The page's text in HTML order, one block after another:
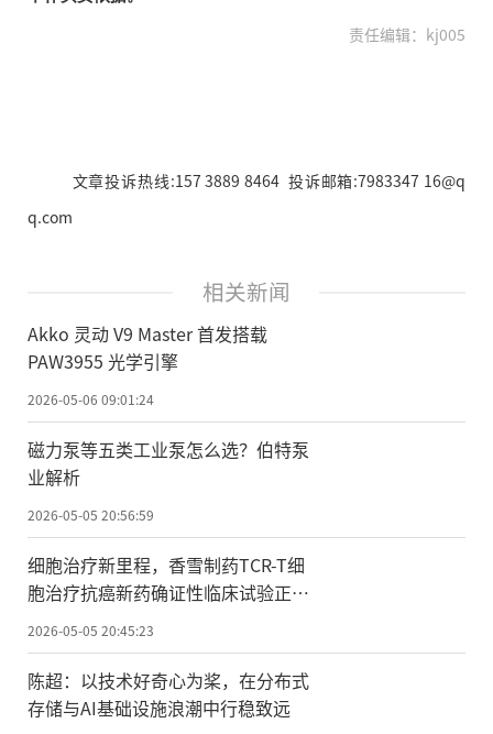
责任编辑：kj005
文章投诉热线:157 3889 8464 投诉邮箱:7983347 16@q
q.com
相关新闻
Akko 灵动 V9 Master 首发搭载
PAW3955 光学引擎
2026-05-06 09:01:24
磁力泵等五类工业泵怎么选？伯特泵
业解析
2026-05-05 20:56:59
细胞治疗新里程，香雪制药TCR-T细
胞治疗抗癌新药确证性临床试验正式
2026-05-05 20:45:23
陈超：以技术好奇心为桨，在分布式
存储与AI基础设施浪潮中行稳致远